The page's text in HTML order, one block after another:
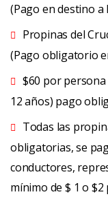
(Pago en destino a
Propinas del
(Pago obligatorio
$60 por
12 años) pago
Todas las
obligatorias, se
conductores,
mínimo de $ 1 o